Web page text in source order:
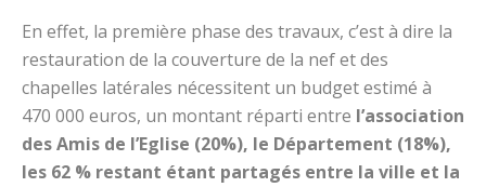
En effet, la première phase des travaux, c’est à dire la
restauration de la couverture de la nef et des
chapelles latérales nécessitent un budget estimé à
470 000 euros, un montant réparti entre l’association
des Amis de l’Eglise (20%), le Département (18%),
les 62 % restant étant partagés entre la ville et la